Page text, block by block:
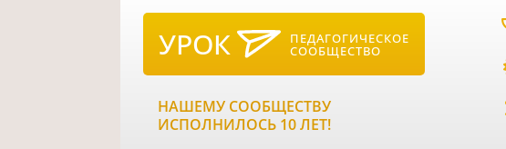
УРОК ПЕДАГОГИЧЕСКОЕ
СООБЩЕСТВО
НАШЕМУ СООБЩЕСТВУ
ИСПОЛНИЛОСЬ 10 ЛЕТ!